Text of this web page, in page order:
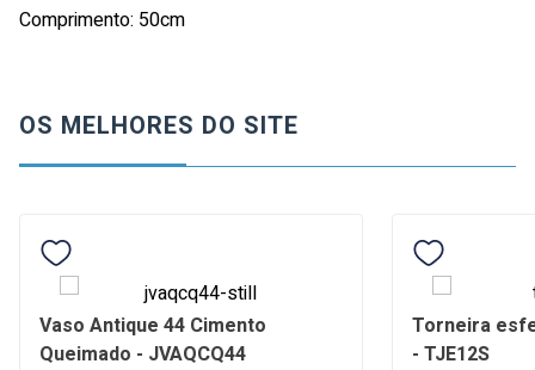
Comprimento: 50cm
OS MELHORES DO SITE
Vaso Antique 44 Cimento
Queimado - JVAQCQ44
Torneira
- TJE12S